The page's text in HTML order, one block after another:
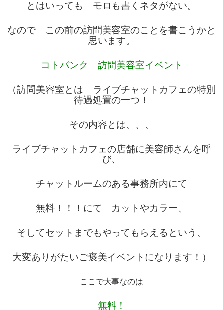
とはいっても モロも書くネタがない。
なので この前の訪問美容室のことを書こうかと
思います。
コトバンク 訪問美容室イベント
（訪問美容室とは ライブチャットカフェの特別
待遇処置の一つ！
その内容とは、、、
ライブチャットカフェの店舗に美容師さんを呼
び、
チャットルームのある事務所内にて
無料！！！にて カットやカラー、
そしてセットまでもやってもらえるという、
大変ありがたいご褒美イベントになります！）
ここで大事なのは
無料！